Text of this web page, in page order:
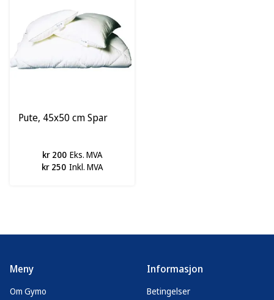
Pute, 45x50 cm Spar
kr 200 Eks. MVA
kr 250 Inkl. MVA
Meny
Om Gymo
Informasjon
Betingelser